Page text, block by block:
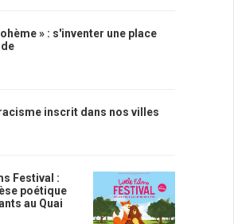
» : s'inventer une place
inscrit dans nos villes
Festival :
poétique
au Quai